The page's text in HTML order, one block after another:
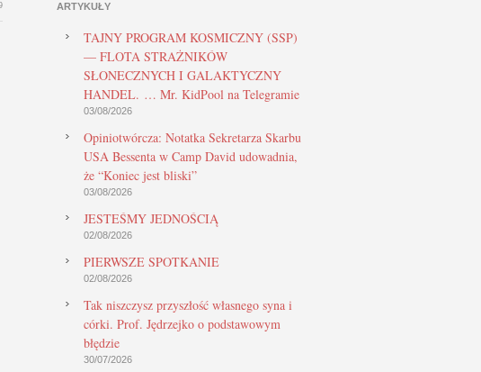
ARTYKUŁY
TAJNY PROGRAM KOSMICZNY (SSP)
— FLOTA STRAŻNIKÓW
SŁONECZNYCH I GALAKTYCZNY
HANDEL. … Mr. KidPool na Telegramie
03/08/2026
Opiniotwórcza: Notatka Sekretarza Skarbu
USA Bessenta w Camp David udowadnia,
że “Koniec jest bliski”
03/08/2026
JESTEŚMY JEDNOŚCIĄ
02/08/2026
PIERWSZE SPOTKANIE
02/08/2026
Tak niszczysz przyszłość własnego syna i
córki. Prof. Jędrzejko o podstawowym
błędzie
30/07/2026